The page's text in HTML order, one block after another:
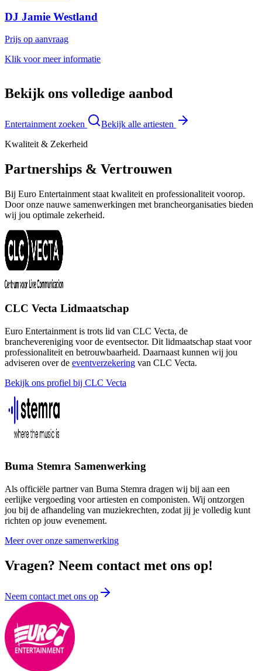
DJ Jamie Westland
Prijs op aanvraag
Klik voor meer informatie
Bekijk ons volledige aanbod
Entertainment zoeken
Bekijk alle artiesten
Kwaliteit & Zekerheid
Partnerships & Vertrouwen
Bij Euro Entertainment staat kwaliteit en professionaliteit voorop.
Door onze nauwe samenwerkingen met brancheorganisaties bieden
wij jou optimale zekerheid.
CLC Vecta Lidmaatschap
Euro Entertainment is trots lid van CLC Vecta, de
branchevereniging voor de eventsector. Dit lidmaatschap staat voor
professionaliteit en betrouwbaarheid. Daarnaast kunnen wij jou
adviseren over de eventverzekering van CLC Vecta.
Bekijk ons profiel bij CLC Vecta
Buma Stemra Samenwerking
Als officiële partner van Buma Stemra dragen wij bij aan een
eerlijke vergoeding voor artiesten en componisten. Wij ontzorgen
jou bij de afhandeling van muziekrechten, zodat jij je volledig kunt
richten op jouw evenement.
Meer over onze samenwerking
Vragen? Neem contact met ons op!
Neem contact met ons op